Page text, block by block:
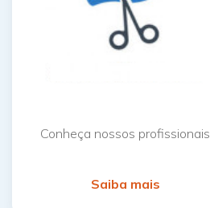
Conheça nossos profissionais
Saiba mais